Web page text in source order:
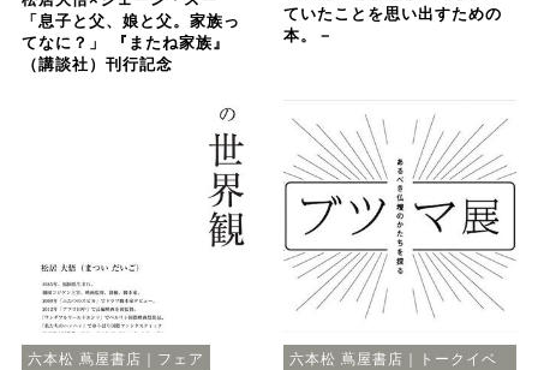
「息子と父、娘と父。家族っ
てなに？」 『またね家族』
（講談社）刊行記念
ていたことを思い出すための
本。－
六本松 蔦屋書店｜フェア
六本松 蔦屋書店｜トークイベ